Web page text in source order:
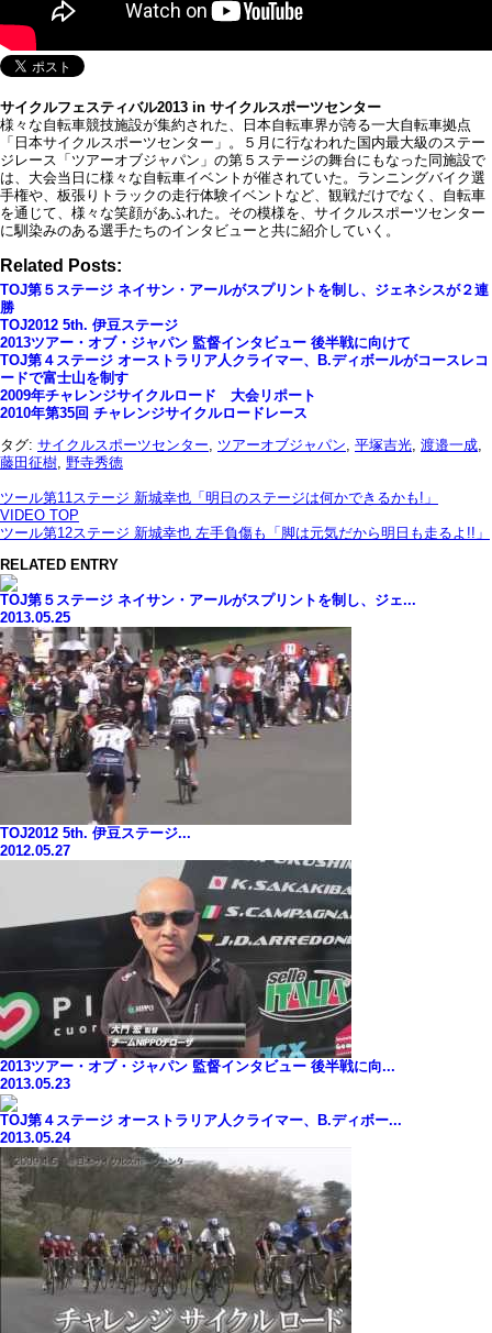
サイクルフェスティバル2013 in サイクルスポーツセンター
様々な自転車競技施設が集約された、日本自転車界が誇る一大自転車拠点
「日本サイクルスポーツセンター」。５月に行なわれた国内最大級のステー
ジレース「ツアーオブジャパン」の第５ステージの舞台にもなった同施設で
は、大会当日に様々な自転車イベントが催されていた。ランニングバイク選
手権や、板張りトラックの走行体験イベントなど、観戦だけでなく、自転車
を通じて、様々な笑顔があふれた。その模様を、サイクルスポーツセンター
に馴染みのある選手たちのインタビューと共に紹介していく。
Related Posts:
TOJ第５ステージ ネイサン・アールがスプリントを制し、ジェネシスが２連
勝
TOJ2012 5th. 伊豆ステージ
2013ツアー・オブ・ジャパン 監督インタビュー 後半戦に向けて
TOJ第４ステージ オーストラリア人クライマー、B.ディボールがコースレコ
ードで富士山を制す
2009年チャレンジサイクルロード 大会リポート
2010年第35回 チャレンジサイクルロードレース
タグ: サイクルスポーツセンター ツアーオブジャパン 平塚吉光 渡邉一成
藤田征樹 野寺秀徳
ツール第11ステージ 新城幸也「明日のステージは何かできるかも!」
VIDEO TOP
ツール第12ステージ 新城幸也 左手負傷も「脚は元気だから明日も走るよ!!」
RELATED ENTRY
TOJ第５ステージ ネイサン・アールがスプリントを制し、ジェ...
2013.05.25
TOJ2012 5th. 伊豆ステージ...
2012.05.27
2013ツアー・オブ・ジャパン 監督インタビュー 後半戦に向...
2013.05.23
TOJ第４ステージ オーストラリア人クライマー、B.ディボー...
2013.05.24